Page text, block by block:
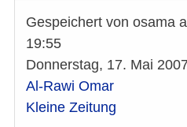
Gespeichert von osama
19:55
Donnerstag, 17. Mai
Al-Rawi Omar
Kleine Zeitung